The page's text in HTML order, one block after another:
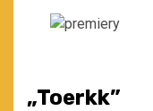
„Toerkk”